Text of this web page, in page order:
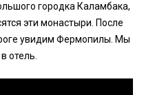
городка Каламбака,
эти монастыри. После
увидим Фермопилы. Мы
отель.